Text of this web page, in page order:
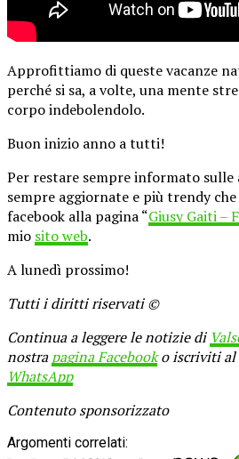
Approfittiamo di queste vacanze
perché si sa, a volte, una mente
corpo indebolendolo.
Buon inizio anno a tutti!
Per restare sempre informato sulle
sempre aggiornate e più trendy
facebook alla pagina “Giusy Gaiti –
mio sito web.
A lunedì prossimo!
Tutti i diritti riservati ©
Continua a leggere le notizie di
nostrapagina Facebooko iscriviti al
WhatsApp
Contenuto sponsorizzato
Argomenti correlati: